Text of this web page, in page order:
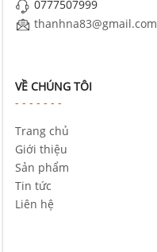
0777507999
thanhna83@gmail.com
VỀ CHÚNG TÔI
Trang chủ
Giới thiệu
Sản phẩm
Tin tức
Liên hệ